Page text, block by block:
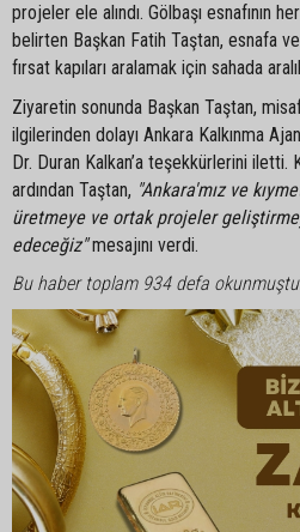
projeler ele alındı. Gölbaşı esnafının
belirten Başkan Fatih Taştan, esnafa
fırsat kapıları aralamak için sahada
Ziyaretin sonunda Başkan Taştan,
ilgilerinden dolayı Ankara Kalkınma
Dr. Duran Kalkan’a teşekkürlerini iletti.
ardından Taştan, "Ankara'mız ve
üretmeye ve ortak projeler
edeceğiz"mesajını verdi.
Bu haber toplam 934 defa